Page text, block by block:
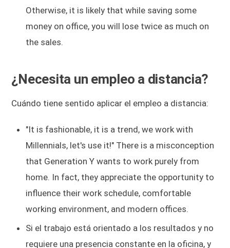
Otherwise, it is likely that while saving some
money on office, you will lose twice as much on
the sales.
¿Necesita un empleo a distancia?
Cuándo tiene sentido aplicar el empleo a distancia:
"It is fashionable, it is a trend, we work with
Millennials, let's use it!" There is a misconception
that Generation Y wants to work purely from
home. In fact, they appreciate the opportunity to
influence their work schedule, comfortable
working environment, and modern offices.
Si el trabajo está orientado a los resultados y no
requiere una presencia constante en la oficina, y